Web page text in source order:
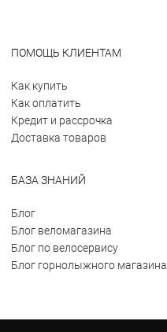
ПОМОЩЬ КЛИЕНТАМ
Как купить
Как оплатить
Кредит и рассрочка
Доставка товаров
БАЗА ЗНАНИЙ
Блог
Блог веломагазина
Блог по велосервису
Блог горнолыжного магазина